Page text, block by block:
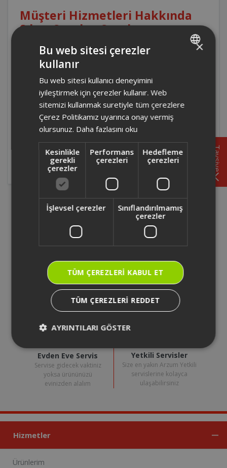
Müşteri Hizmetleri Hakkında
Sıkça Sorulan Sorular
Müşteri Hizmetleri çalışma saatler nedir?
Müşteri hizmetleri iletişim bilgisi nedir?
Müşteri hizmetlerine yazmak istiyorum. Ne
yapabilirim?
Müşteri Hizmetlerimize iletişim formumuzu kullanarak
yazabilirsiniz. Size en kısa sürede döneceğiz.
Tavsiye
+1 Yıl Ek Garanti
30 gün içinde almış olduğunuz
uzatabilirsiniz.
Evden Eve Servis
Servise gidecek vaktiniz
yoksa ürününüzü
evinizden alalım
Yetkili Servisler
Size en yakın Arzum Yetkili
servislerine kolayca
ulaşabilirsiniz
Hizmetler
Ürünlerim
×
Bu web sitesi çerezler
kullanır
Bu web sitesi kullanıcı deneyimini
iyileştirmek için çerezler kullanır. Web
sitemizi kullanmak suretiyle tüm çerezlere
Çerez Politikamız uyarınca onay vermiş
olursunuz. Daha fazlasını oku
Kesinlikle
gerekli
çerezler
Performans
çerezleri
Hedefleme
çerezleri
İşlevsel çerezler
Sınıflandırılmamış
çerezler
TÜM ÇEREZLERI KABUL ET
TÜM ÇEREZLERI REDDET
AYRINTILARI GÖSTER